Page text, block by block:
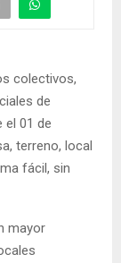
colectivos,
de
el 01 de
terreno, local
fácil, sin
mayor